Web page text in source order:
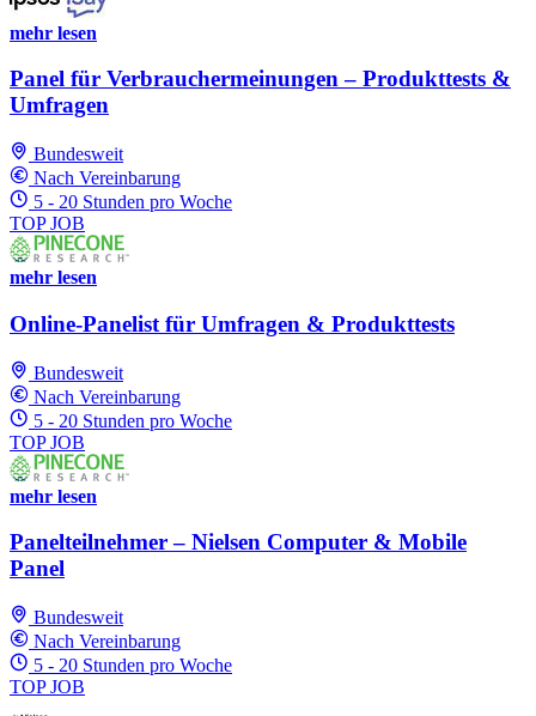
mehr lesen
Panel für Verbrauchermeinungen – Produkttests &
Umfragen
Bundesweit
Nach Vereinbarung
5 - 20 Stunden pro Woche
TOP JOB
mehr lesen
Online-Panelist für Umfragen & Produkttests
Bundesweit
Nach Vereinbarung
5 - 20 Stunden pro Woche
TOP JOB
mehr lesen
Panelteilnehmer – Nielsen Computer & Mobile
Panel
Bundesweit
Nach Vereinbarung
5 - 20 Stunden pro Woche
TOP JOB